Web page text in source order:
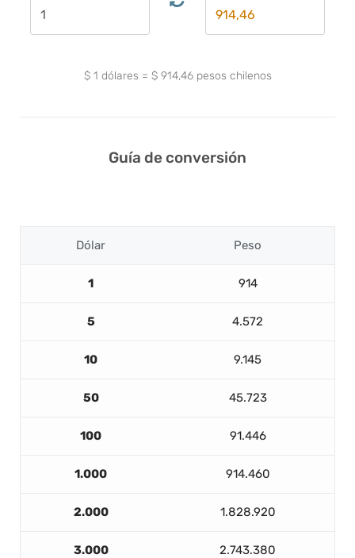
$ 1 dólares = $ 914,46pesos chilenos
Guía de conversión
Dólar Peso
1 914
5 4.572
10 9.145
50 45.723
100 91.446
1.000 914.460
2.000 1.828.920
3.000 2.743.380